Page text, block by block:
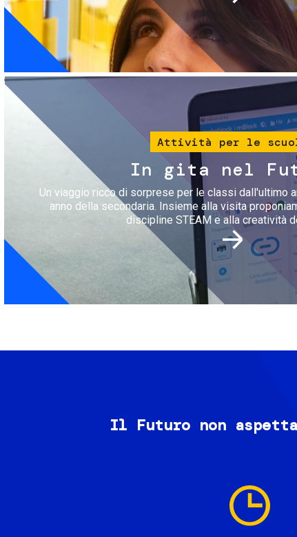
Immagine
Attività per le
In gita nel
Un viaggio ricco di sorprese per le classi dall'ultimo
anno della secondaria. Insieme alla visita
discipline STEAM e alla creatività
Il Futuro non